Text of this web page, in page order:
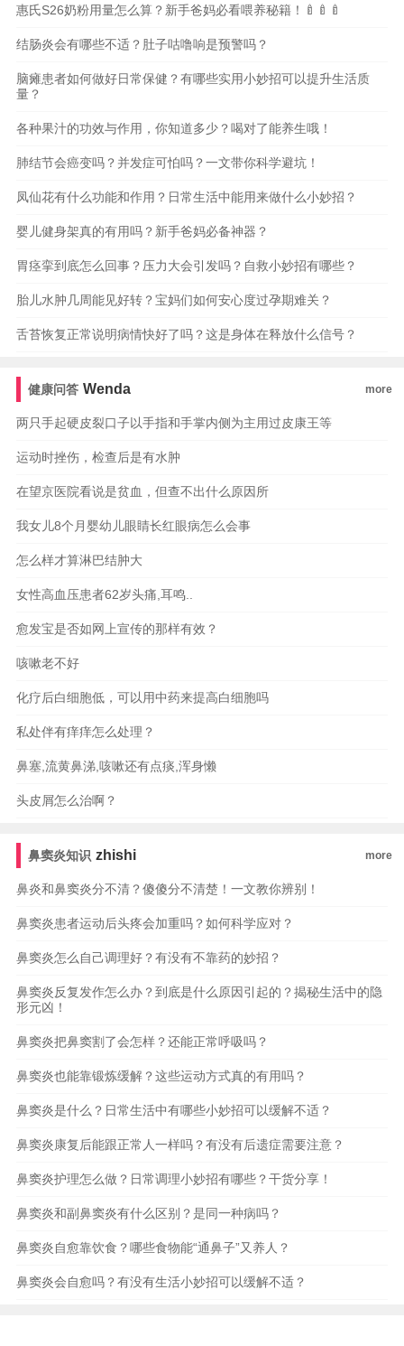
惠氏S26奶粉用量怎么算？新手爸妈必看喂养秘籍！🍼🍼🍼
结肠炎会有哪些不适？肚子咕噜响是预警吗？
脑瘫患者如何做好日常保健？有哪些实用小妙招可以提升生活质
量？
各种果汁的功效与作用，你知道多少？喝对了能养生哦！
肺结节会癌变吗？并发症可怕吗？一文带你科学避坑！
凤仙花有什么功能和作用？日常生活中能用来做什么小妙招？
婴儿健身架真的有用吗？新手爸妈必备神器？
胃痉挛到底怎么回事？压力大会引发吗？自救小妙招有哪些？
胎儿水肿几周能见好转？宝妈们如何安心度过孕期难关？
舌苔恢复正常说明病情快好了吗？这是身体在释放什么信号？
健康问答 Wenda more
两只手起硬皮裂口子以手指和手掌内侧为主用过皮康王等
运动时挫伤，检查后是有水肿
在望京医院看说是贫血，但查不出什么原因所
我女儿8个月婴幼儿眼睛长红眼病怎么会事
怎么样才算淋巴结肿大
女性高血压患者62岁头痛,耳鸣..
愈发宝是否如网上宣传的那样有效？
咳嗽老不好
化疗后白细胞低，可以用中药来提高白细胞吗
私处伴有痒痒怎么处理？
鼻塞,流黄鼻涕,咳嗽还有点痰,浑身懒
头皮屑怎么治啊？
鼻窦炎知识 zhishi more
鼻炎和鼻窦炎分不清？傻傻分不清楚！一文教你辨别！
鼻窦炎患者运动后头疼会加重吗？如何科学应对？
鼻窦炎怎么自己调理好？有没有不靠药的妙招？
鼻窦炎反复发作怎么办？到底是什么原因引起的？揭秘生活中的隐
形元凶！
鼻窦炎把鼻窦割了会怎样？还能正常呼吸吗？
鼻窦炎也能靠锻炼缓解？这些运动方式真的有用吗？
鼻窦炎是什么？日常生活中有哪些小妙招可以缓解不适？
鼻窦炎康复后能跟正常人一样吗？有没有后遗症需要注意？
鼻窦炎护理怎么做？日常调理小妙招有哪些？干货分享！
鼻窦炎和副鼻窦炎有什么区别？是同一种病吗？
鼻窦炎自愈靠饮食？哪些食物能“通鼻子”又养人？
鼻窦炎会自愈吗？有没有生活小妙招可以缓解不适？